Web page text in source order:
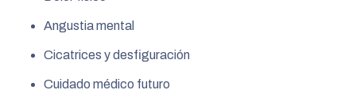
Angustia mental
Cicatrices y desfiguración
Cuidado médico futuro